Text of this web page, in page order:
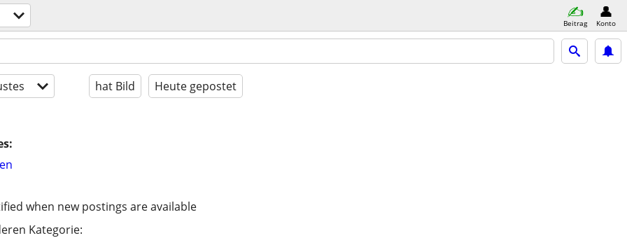
Beitrag Konto
hat Bild Heute gepostet
when new postings are available
Kategorie: